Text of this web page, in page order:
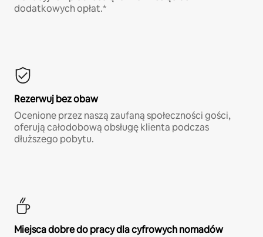
dodatkowych opłat.*
Rezerwuj bez obaw
Ocenione przez naszą zaufaną społeczności gości,
oferują całodobową obsługę klienta podczas
dłuższego pobytu.
Miejsca dobre do pracy dla cyfrowych nomadów